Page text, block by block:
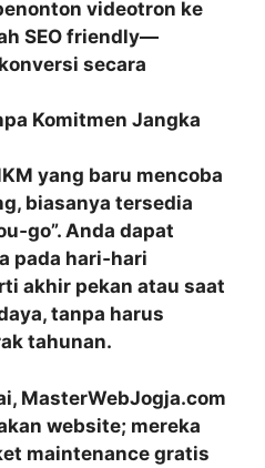
videotron ke
SEO friendly—
secara
Komitmen Jangka
yang baru mencoba
biasanya tersedia
Anda dapat
pada hari‑hari
akhir pekan atau saat
tanpa harus
tahunan.
MasterWebJogja.com
website; mereka
maintenance gratis